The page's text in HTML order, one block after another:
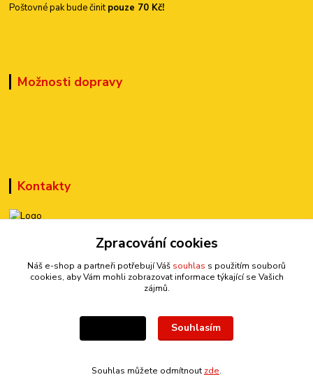
Poštovné pak bude činitpouze 70 Kč!
Možnosti dopravy
Kontakty
+420 777 899 301
sedmi@kraska1.cz
Zpracování cookies
Náš e-shop a partneři potřebují Váš souhlas s použitím souborů
cookies, aby Vám mohli zobrazovat informace týkající se Vašich
zájmů.
Souhlasím
Souhlas můžete odmítnout zde.